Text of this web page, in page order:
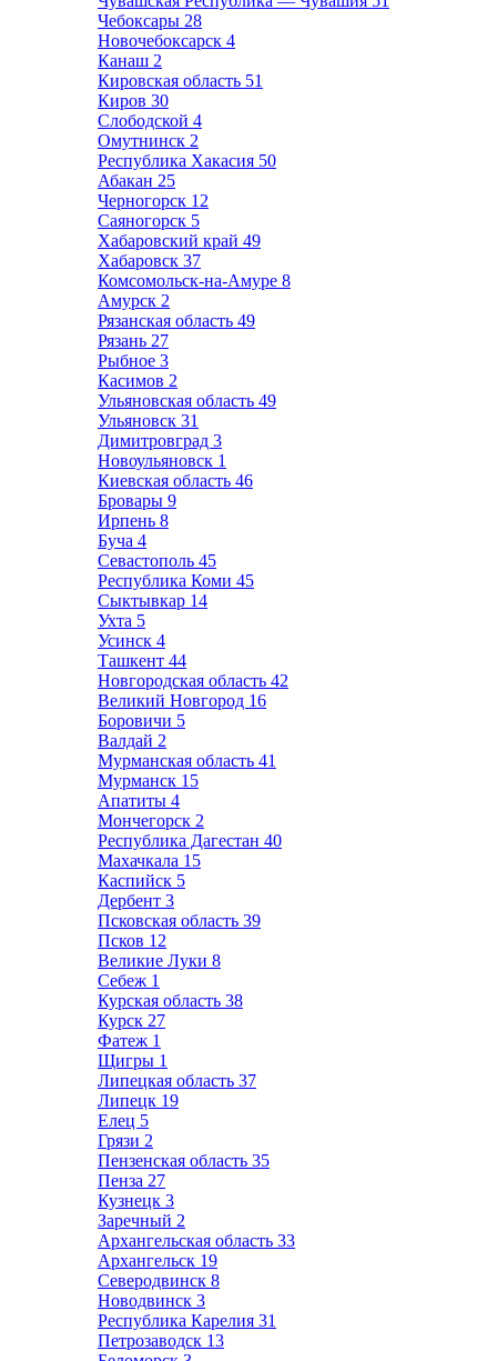
Чебоксары 28
Новочебоксарск 4
Канаш 2
Кировская область 51
Киров 30
Слободской 4
Омутнинск 2
Республика Хакасия 50
Абакан 25
Черногорск 12
Саяногорск 5
Хабаровский край 49
Хабаровск 37
Комсомольск-на-Амуре 8
Амурск 2
Рязанская область 49
Рязань 27
Рыбное 3
Касимов 2
Ульяновская область 49
Ульяновск 31
Димитровград 3
Новоульяновск 1
Киевская область 46
Бровары 9
Ирпень 8
Буча 4
Севастополь 45
Республика Коми 45
Сыктывкар 14
Ухта 5
Усинск 4
Ташкент 44
Новгородская область 42
Великий Новгород 16
Боровичи 5
Валдай 2
Мурманская область 41
Мурманск 15
Апатиты 4
Мончегорск 2
Республика Дагестан 40
Махачкала 15
Каспийск 5
Дербент 3
Псковская область 39
Псков 12
Великие Луки 8
Себеж 1
Курская область 38
Курск 27
Фатеж 1
Щигры 1
Липецкая область 37
Липецк 19
Елец 5
Грязи 2
Пензенская область 35
Пенза 27
Кузнецк 3
Заречный 2
Архангельская область 33
Архангельск 19
Северодвинск 8
Новодвинск 3
Республика Карелия 31
Петрозаводск 13